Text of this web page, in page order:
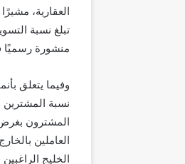
منشورة رسميًا
وفيما يتعلق
المشترون بغرض
الخليج